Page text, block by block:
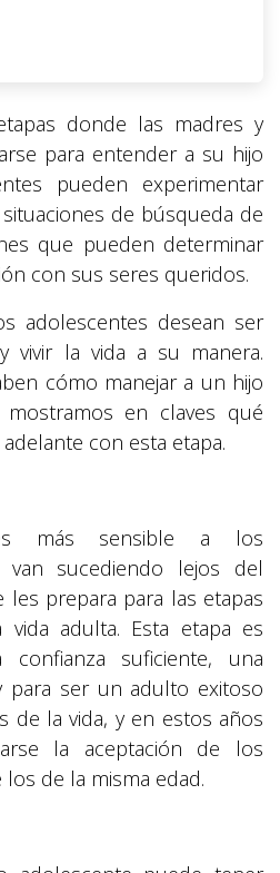
donde las madres y
para entender a su hijo
pueden experimentar
de búsqueda de
que pueden determinar
con sus seres queridos.
adolescentes desean ser
vivir la vida a su manera.
cómo manejar a un hijo
en claves qué
con esta etapa.
más sensible a los
van sucediendo lejos del
les prepara para las etapas
adulta. Esta etapa es
suficiente, una
para ser un adulto exitoso
de la vida, y en estos años
la aceptación de los
de la misma edad.